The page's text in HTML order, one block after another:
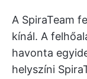
A SpiraTeam
kínál. A
havonta
helyszíni